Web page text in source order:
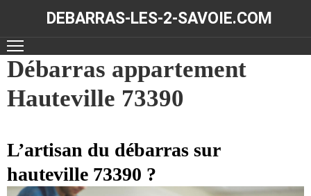
DEBARRAS-LES-2-SAVOIE.COM
ACCUEIL
DÉBARRAS
RÉALISATIONS
CONTACT
Débarras appartement
Hauteville 73390
L’artisan du débarras sur
hauteville 73390 ?